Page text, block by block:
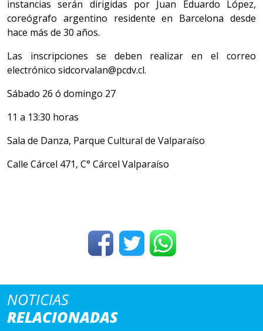
instancias serán dirigidas por Juan Eduardo López,
coreógrafo argentino residente en Barcelona desde
hace más de 30 años.
Las inscripciones se deben realizar en el correo
electrónico sidcorvalan@pcdv.cl.
Sábado 26 ó domingo 27
11 a 13:30 horas
Sala de Danza, Parque Cultural de Valparaíso
Calle Cárcel 471, C° Cárcel Valparaíso
NOTICIAS
RELACIONADAS